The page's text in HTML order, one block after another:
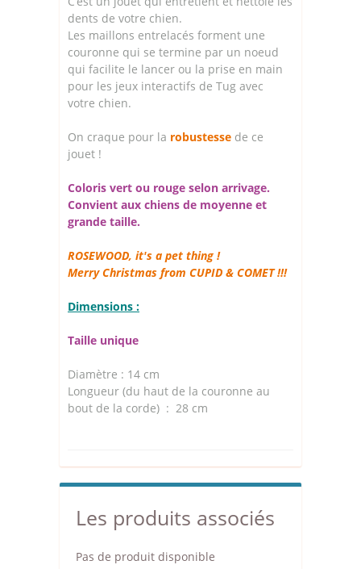
dents de votre chien.
Les maillons entrelacés forment une
couronne qui se termine par un noeud
qui facilite le lancer ou la prise en main
pour les jeux interactifs de Tug avec
votre chien.
On craque pour la robustesse de ce
jouet !
Coloris vert ou rouge selon arrivage.
Convient aux chiens de moyenne et
grande taille.
ROSEWOOD, it's a pet thing !
Merry Christmas from CUPID & COMET !!!
Dimensions :
Taille unique
Diamètre : 14 cm
Longueur (du haut de la couronne au
bout de la corde) : 28 cm
Les produits associés
Pas de produit disponible